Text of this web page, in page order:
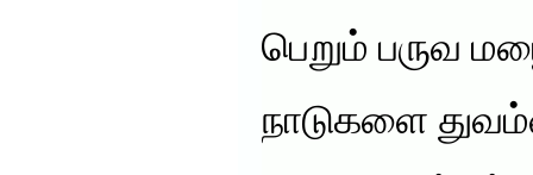
பெறும் பருவ
நாடுகளை